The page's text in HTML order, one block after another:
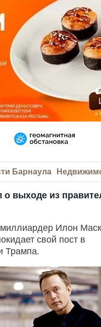
Барнаула
выходе из
Илон
свой пост в
Трампа.